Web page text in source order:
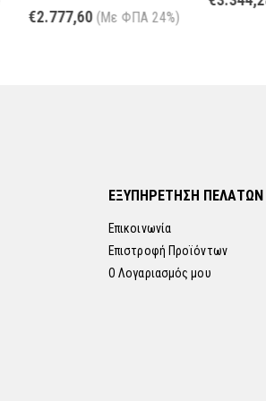
(Με ΦΠΑ 24%)
ΕΞΥΠΗΡΕΤΗΣΗ ΠΕΛΑΤΩΝ
Επικοινωνία
Επιστροφή Προϊόντων
Ο Λογαριασμός μου